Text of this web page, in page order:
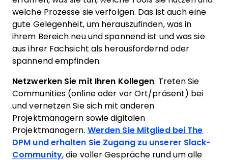
welche Prozesse sie verfolgen. Das ist auch eine
gute Gelegenheit, um herauszufinden, was in
ihrem Bereich neu und spannend ist und was sie
aus ihrer Fachsicht als herausfordernd oder
spannend empfinden.
Netzwerken Sie mit Ihren Kollegen: Treten Sie
Communities (online oder vor Ort/präsent) bei
und vernetzen Sie sich mit anderen
Projektmanagern sowie digitalen
Projektmanagern. Werden Sie Mitglied bei The
DPM und erhalten Sie Zugang zu unserer Slack-
Community, die voller Gespräche rund um alle